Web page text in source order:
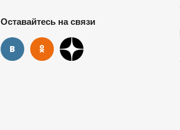
Оставайтесь на связи